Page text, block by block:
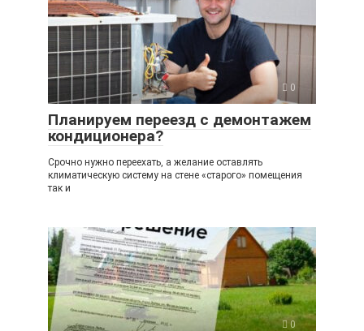
0
Планируем переезд с демонтажем
кондиционера?
Срочно нужно переехать, а желание оставлять
климатическую систему на стене «старого» помещения
так и
0